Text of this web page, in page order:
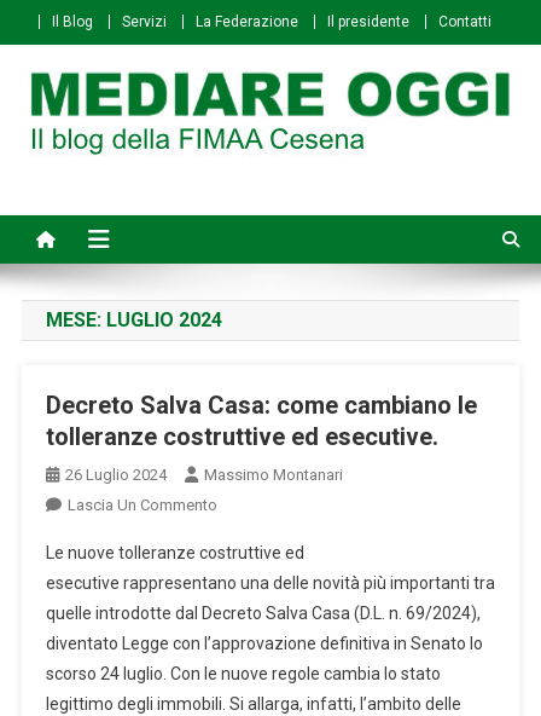
to
content
Il Blog Servizi La Federazione Il presidente Contatti
MESE: LUGLIO 2024
Decreto Salva Casa: come cambiano le
tolleranze costruttive ed esecutive.
26 Luglio 2024
Massimo Montanari
Lascia Un CommentoOn
Salva
Casa:
Come
Cambiano
Le
Tolleranze
Le nuove tolleranze costruttive ed
esecutive rappresentano una delle novità più importanti tra
quelle introdotte dal Decreto Salva Casa (D.L. n. 69/2024),
diventato Legge con l’approvazione definitiva in Senato lo
scorso 24 luglio. Con le nuove regole cambia lo stato
legittimo degli immobili. Si allarga, infatti, l’ambito delle